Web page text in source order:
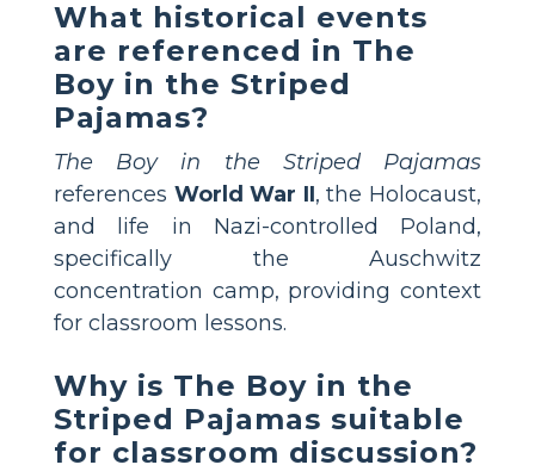
What historical events
are referenced in The
Boy in the Striped
Pajamas?
The Boy in the Striped Pajamas
references World War II, the Holocaust,
and life in Nazi-controlled Poland,
specifically the Auschwitz
concentration camp, providing context
for classroom lessons.
Why is The Boy in the
Striped Pajamas suitable
for classroom discussion?